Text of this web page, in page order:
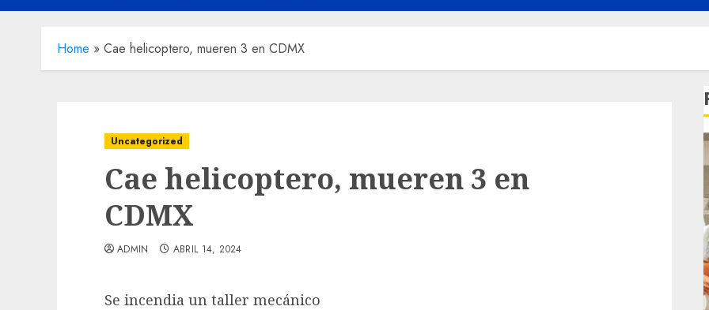
Home » Cae helicoptero, mueren 3 en CDMX
Uncategorized
Cae helicoptero, mueren 3 en
CDMX
ADMIN ABRIL 14, 2024
Se incendia un taller mecánico